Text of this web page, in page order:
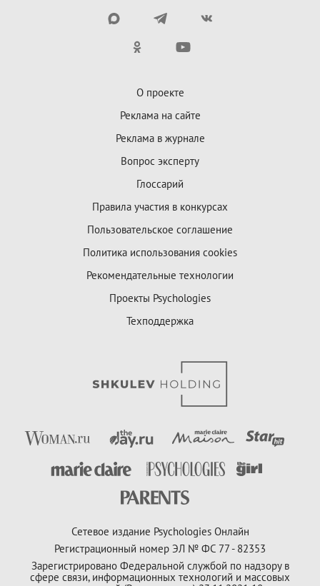
О проекте
Реклама на сайте
Реклама в журнале
Вопрос эксперту
Глоссарий
Правила участия в конкурсах
Пользовательское соглашение
Политика использования cookies
Рекомендательные технологии
Проекты Psychologies
Техподдержка
Сетевое издание Psychologies Онлайн
Регистрационный номер ЭЛ № ФС 77 - 82353
Зарегистрировано Федеральной службой по надзору в
сфере связи, информационных технологий и массовых